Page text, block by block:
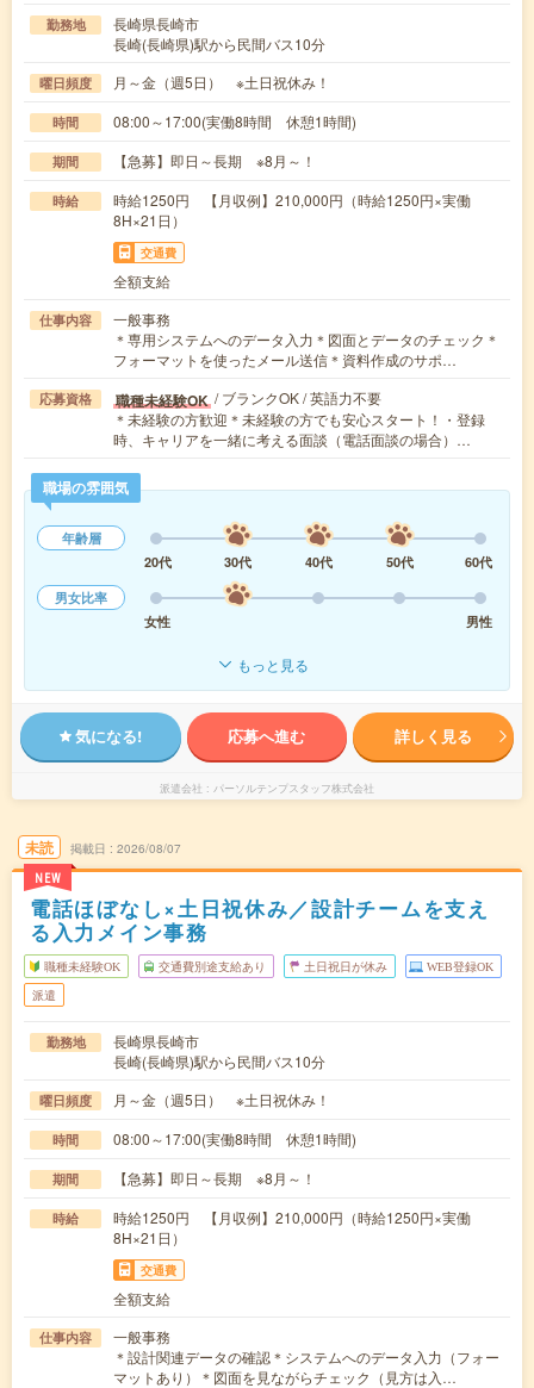
勤務地
長崎県長崎市
長崎(長崎県)駅から民間バス10分
曜日頻度 月～金（週5日） ※土日祝休み！
時間 08:00～17:00(実働8時間 休憩1時間)
期間 【急募】即日～長期 ※8月～！
時給
時給1250円 【月収例】210,000円（時給1250円×実働
8H×21日）
交通費
全額支給
仕事内容
一般事務
＊専用システムへのデータ入力＊図面とデータのチェック＊
フォーマットを使ったメール送信＊資料作成のサポ…
応募資格 職種未経験OK / ブランクOK / 英語力不要
＊未経験の方歓迎＊未経験の方でも安心スタート！・登録
時、キャリアを一緒に考える面談（電話面談の場合）…
職場の雰囲気
年齢層
20代
30代 40代 50代
60代
男女比率
女性
男性
もっと見る
気になる! 応募へ進む 詳しく見る
派遣会社 パーソルテンプスタッフ株式会社
未読
NEW
掲載日 2026/08/07
電話ほぼなし×土日祝休み／設計チームを支え
る入力メイン事務
職種未経験OK 交通費別途支給あり 土日祝日が休み WEB登録OK
派遣
勤務地
長崎県長崎市
長崎(長崎県)駅から民間バス10分
曜日頻度 月～金（週5日） ※土日祝休み！
時間 08:00～17:00(実働8時間 休憩1時間)
期間 【急募】即日～長期 ※8月～！
時給
時給1250円 【月収例】210,000円（時給1250円×実働
8H×21日）
交通費
全額支給
仕事内容
一般事務
＊設計関連データの確認＊システムへのデータ入力（フォー
マットあり）＊図面を見ながらチェック（見方は入…